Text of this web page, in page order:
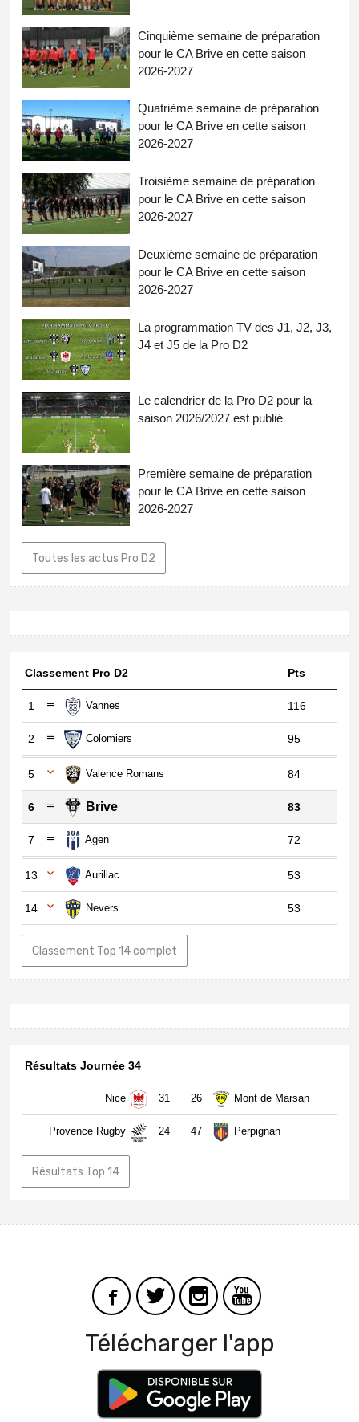
Cinquième semaine de préparation
pour le CA Brive en cette saison
2026-2027
Quatrième semaine de préparation
pour le CA Brive en cette saison
2026-2027
Troisième semaine de préparation
pour le CA Brive en cette saison
2026-2027
Deuxième semaine de préparation
pour le CA Brive en cette saison
2026-2027
La programmation TV des J1, J2, J3,
J4 et J5 de la Pro D2
Le calendrier de la Pro D2 pour la
saison 2026/2027 est publié
Première semaine de préparation
pour le CA Brive en cette saison
2026-2027
Toutes les actus Pro D2
Classement Pro D2 Pts
1 Vannes 116
2 Colomiers 95
5 Valence Romans 84
6 Brive 83
7 Agen 72
13 Aurillac 53
14 Nevers 53
Classement Top 14 complet
Résultats Journée 34
Nice 31 26 Mont de Marsan
Provence Rugby 24 47 Perpignan
Résultats Top 14
Télécharger l'app